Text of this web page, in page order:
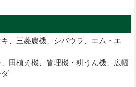
、三菱農機、シバウラ、エム・エ
田植え機、管理機・耕うん機、広幅
ダ